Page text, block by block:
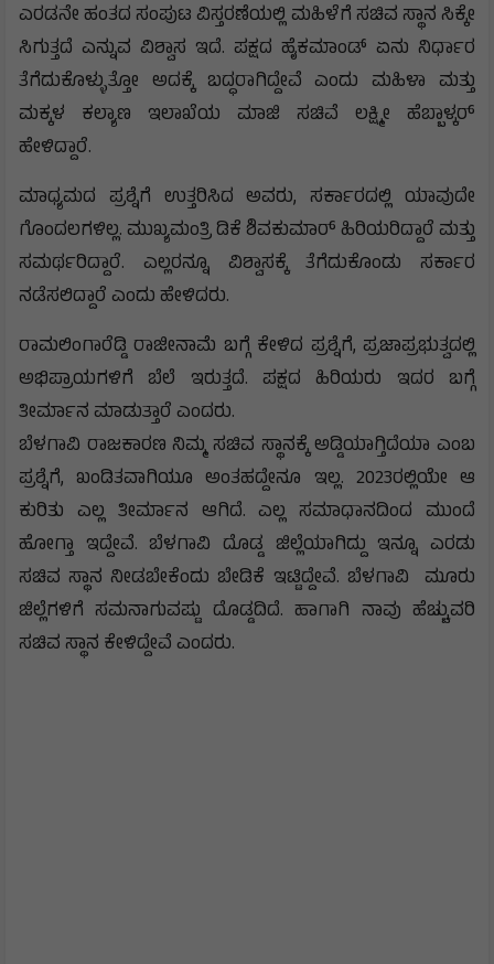
ಎರಡನೇ ಹಂತದ ಸಂಪುಟ ವಿಸ್ತರಣೆಯಲ್ಲಿ ಮಹಿಳೆಗೆ ಸಚಿವ ಸ್ಥಾನ ಸಿಕ್ಕೇ
ಸಿಗುತ್ತದೆ ಎನ್ನುವ ವಿಶ್ವಾಸ ಇದೆ. ಪಕ್ಷದ ಹೈಕಮಾಂಡ್ ಏನು ನಿರ್ಧಾರ
ತೆಗೆದುಕೊಳ್ಳುತ್ತೋ ಅದಕ್ಕೆ ಬದ್ಧರಾಗಿದ್ದೇವೆ ಎಂದು ಮಹಿಳಾ ಮತ್ತು
ಮಕ್ಕಳ ಕಲ್ಯಾಣ ಇಲಾಖೆಯ ಮಾಜಿ ಸಚಿವೆ ಲಕ್ಷ್ಮೀ ಹೆಬ್ಬಾಳ್ಕರ್
ಹೇಳಿದ್ದಾರೆ.
ಮಾಧ್ಯಮದ ಪ್ರಶ್ನೆಗೆ ಉತ್ತರಿಸಿದ ಅವರು, ಸರ್ಕಾರದಲ್ಲಿ ಯಾವುದೇ
ಗೊಂದಲಗಳಿಲ್ಲ. ಮುಖ್ಯಮಂತ್ರಿ ಡಿಕೆ ಶಿವಕುಮಾರ್ ಹಿರಿಯರಿದ್ದಾರೆ ಮತ್ತು
ಸಮರ್ಥರಿದ್ದಾರೆ. ಎಲ್ಲರನ್ನೂ ವಿಶ್ವಾಸಕ್ಕೆ ತೆಗೆದುಕೊಂಡು ಸರ್ಕಾರ
ನಡೆಸಲಿದ್ದಾರೆ ಎಂದು ಹೇಳಿದರು.
ರಾಮಲಿಂಗಾರೆಡ್ಡಿ ರಾಜೀನಾಮೆ ಬಗ್ಗೆ ಕೇಳಿದ ಪ್ರಶ್ನೆಗೆ, ಪ್ರಜಾಪ್ರಭುತ್ವದಲ್ಲಿ
ಅಭಿಪ್ರಾಯಗಳಿಗೆ ಬೆಲೆ ಇರುತ್ತದೆ. ಪಕ್ಷದ ಹಿರಿಯರು ಇದರ ಬಗ್ಗೆ
ತೀರ್ಮಾನ ಮಾಡುತ್ತಾರೆ ಎಂದರು.
ಬೆಳಗಾವಿ ರಾಜಕಾರಣ ನಿಮ್ಮ ಸಚಿವ ಸ್ಥಾನಕ್ಕೆ ಅಡ್ಡಿಯಾಗ್ತಿದೆಯಾ ಎಂಬ
ಪ್ರಶ್ನೆಗೆ, ಖಂಡಿತವಾಗಿಯೂ ಅಂತಹದ್ದೇನೂ ಇಲ್ಲ. 2023ರಲ್ಲಿಯೇ ಆ
ಕುರಿತು ಎಲ್ಲ ತೀರ್ಮಾನ ಆಗಿದೆ. ಎಲ್ಲ ಸಮಾಧಾನದಿಂದ ಮುಂದೆ
ಹೋಗ್ತಾ ಇದ್ದೇವೆ. ಬೆಳಗಾವಿ ದೊಡ್ಡ ಜಿಲ್ಲೆಯಾಗಿದ್ದು ಇನ್ನೂ ಎರಡು
ಸಚಿವ ಸ್ಥಾನ ನೀಡಬೇಕೆಂದು ಬೇಡಿಕೆ ಇಟ್ಟಿದ್ದೇವೆ. ಬೆಳಗಾವಿ ಮೂರು
ಜಿಲ್ಲೆಗಳಿಗೆ ಸಮನಾಗುವಷ್ಟು ದೊಡ್ಡದಿದೆ. ಹಾಗಾಗಿ ನಾವು ಹೆಚ್ಚುವರಿ
ಸಚಿವ ಸ್ಥಾನ ಕೇಳಿದ್ದೇವೆ ಎಂದರು.‌